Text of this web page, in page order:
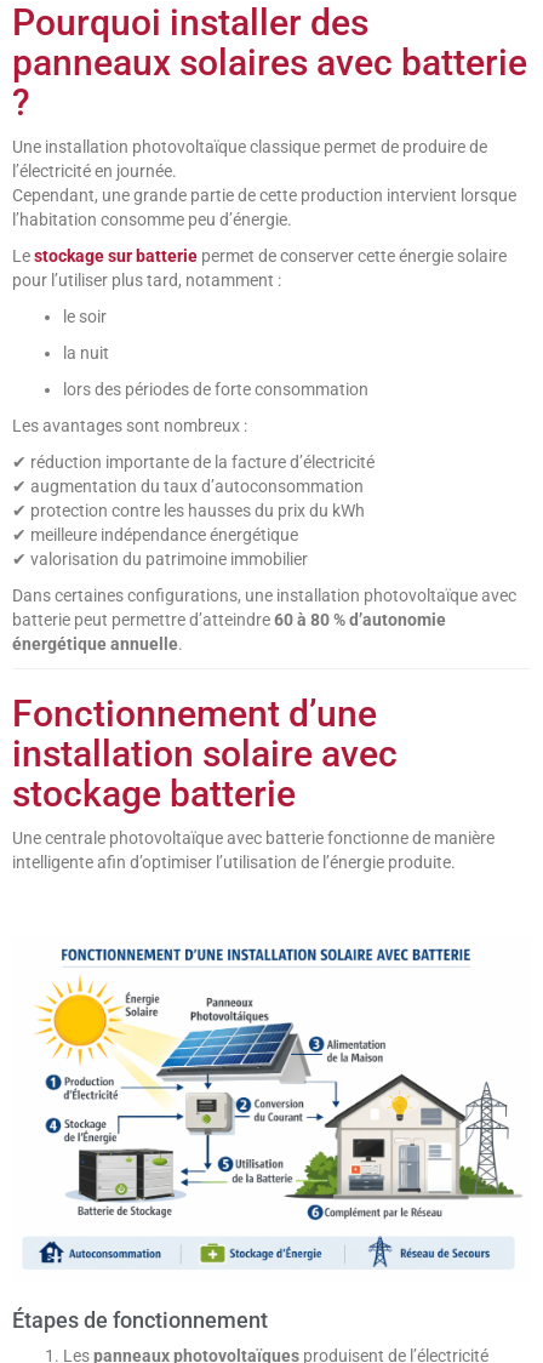
Pourquoi installer des
panneaux solaires avec batterie
?
Une installation photovoltaïque classique permet de produire de
l’électricité en journée.
Cependant, une grande partie de cette production intervient lorsque
l’habitation consomme peu d’énergie.
Lestockage sur batterie permet de conserver cette énergie solaire
pour l’utiliser plus tard, notamment :
le soir
la nuit
lors des périodes de forte consommation
Les avantages sont nombreux :
✔ réduction importante de la facture d’électricité
✔ augmentation du taux d’autoconsommation
✔ protection contre les hausses du prix du kWh
✔ meilleure indépendance énergétique
✔ valorisation du patrimoine immobilier
Dans certaines configurations, une installation photovoltaïque avec
batterie peut permettre d’atteindre60 à 80 % d’autonomie
énergétique annuelle.
Fonctionnement d’une
installation solaire avec
stockage batterie
Une centrale photovoltaïque avec batterie fonctionne de manière
intelligente afin d’optimiser l’utilisation de l’énergie produite.
Étapes de fonctionnement
Lespanneaux photovoltaïques produisent de l’électricité